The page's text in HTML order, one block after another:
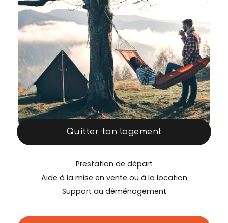
Quitter ton logement
Prestation de départ
Aide à la mise en vente ou à la location
Support au déménagement